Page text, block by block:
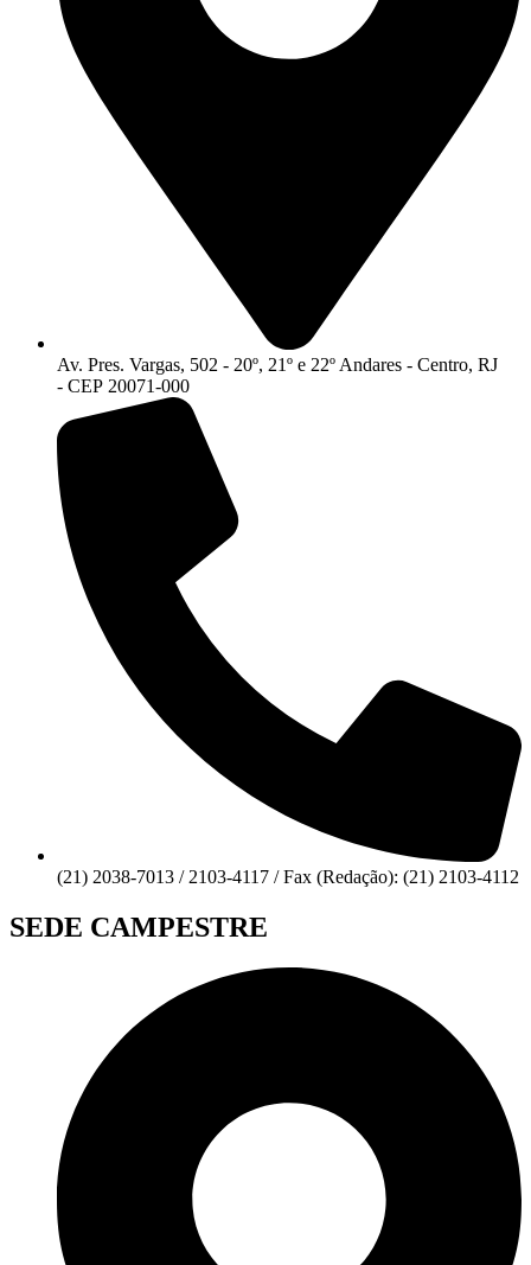
Av. Pres. Vargas, 502 - 20º, 21º e 22º Andares - Centro, RJ
- CEP 20071-000
(21) 2038-7013 / 2103-4117 / Fax (Redação): (21) 2103-4112
SEDE CAMPESTRE